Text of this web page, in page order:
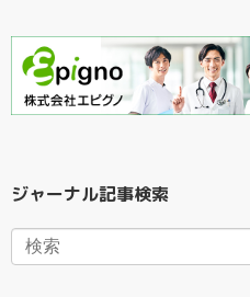
ジャーナル記事検索